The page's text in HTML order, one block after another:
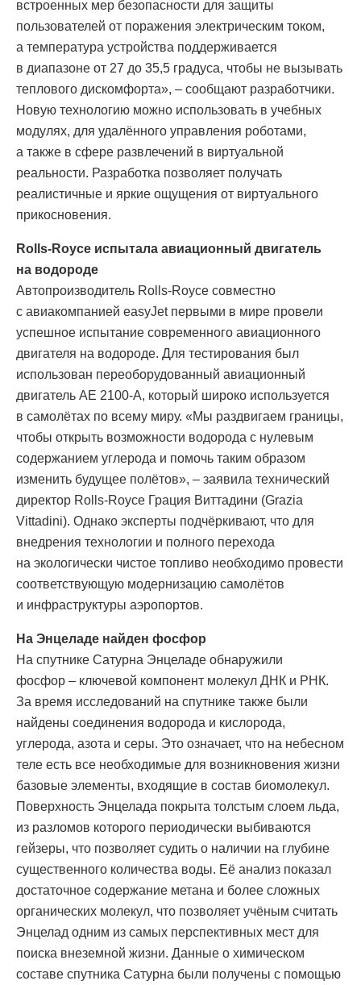
встроенных мер безопасности для защиты
пользователей от поражения электрическим током,
а температура устройства поддерживается
в диапазоне от 27 до 35,5 градуса, чтобы не вызывать
теплового дискомфорта», – сообщают разработчики.
Новую технологию можно использовать в учебных
модулях, для удалённого управления роботами,
а также в сфере развлечений в виртуальной
реальности. Разработка позволяет получать
реалистичные и яркие ощущения от виртуального
прикосновения.
Rolls-Royce испытала авиационный двигатель
на водороде
Автопроизводитель Rolls-Royce совместно
с авиакомпанией easyJet первыми в мире провели
успешное испытание современного авиационного
двигателя на водороде. Для тестирования был
использован переоборудованный авиационный
двигатель AE 2100-A, который широко используется
в самолётах по всему миру. «Мы раздвигаем границы,
чтобы открыть возможности водорода с нулевым
содержанием углерода и помочь таким образом
изменить будущее полётов», – заявила технический
директор Rolls-Royce Грация Виттадини (Grazia
Vittadini). Однако эксперты подчёркивают, что для
внедрения технологии и полного перехода
на экологически чистое топливо необходимо провести
соответствующую модернизацию самолётов
и инфраструктуры аэропортов.
На Энцеладе найден фосфор
На спутнике Сатурна Энцеладе обнаружили
фосфор – ключевой компонент молекул ДНК и РНК.
За время исследований на спутнике также были
найдены соединения водорода и кислорода,
углерода, азота и серы. Это означает, что на небесном
теле есть все необходимые для возникновения жизни
базовые элементы, входящие в состав биомолекул.
Поверхность Энцелада покрыта толстым слоем льда,
из разломов которого периодически выбиваются
гейзеры, что позволяет судить о наличии на глубине
существенного количества воды. Её анализ показал
достаточное содержание метана и более сложных
органических молекул, что позволяет учёным считать
Энцелад одним из самых перспективных мест для
поиска внеземной жизни. Данные о химическом
составе спутника Сатурна были получены с помощью